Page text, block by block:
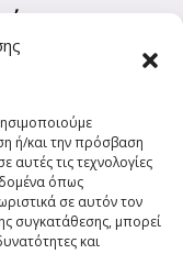
ή/και την πρόσβαση
τις τεχνολογίες
όπως
σε αυτόν τον
συγκατάθεσης, μπορεί
και